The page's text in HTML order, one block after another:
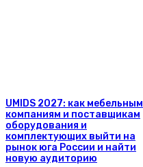
UMIDS 2027: как мебельным
компаниям и поставщикам
оборудования и
комплектующих выйти на
рынок юга России и найти
новую аудиторию